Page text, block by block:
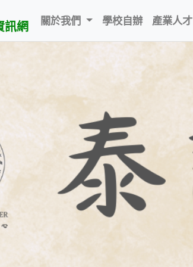
訊網 關於我們 學校自辦 產業人才